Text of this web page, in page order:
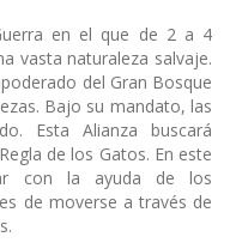
en el que de 2 a 4
vasta naturaleza salvaje.
del Gran Bosque
Bajo su mandato, las
Esta Alianza buscará
de los Gatos. En este
con la ayuda de los
de moverse a través de